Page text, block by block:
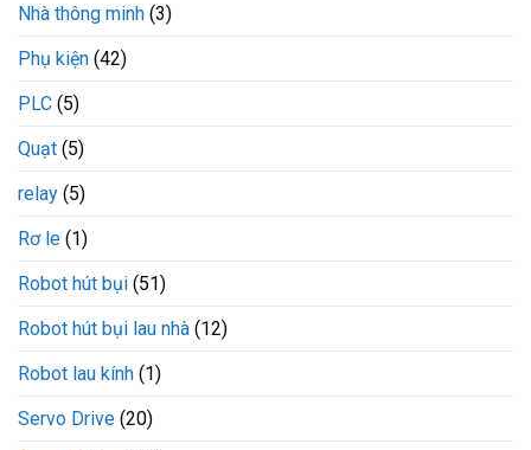
Nhà thông minh (3)
Phụ kiện (42)
PLC (5)
Quạt (5)
relay (5)
Rơ le (1)
Robot hút bụi (51)
Robot hút bụi lau nhà (12)
Robot lau kính (1)
Servo Drive (20)